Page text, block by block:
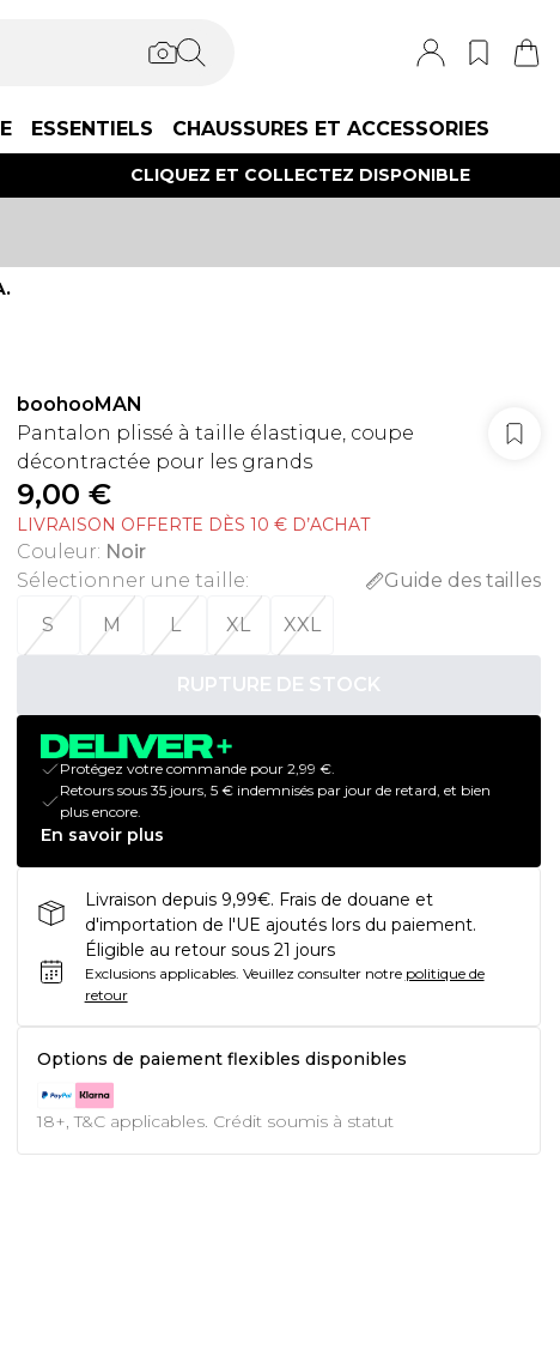
ESSENTIELS CHAUSSURES ET ACCESSORIES
CLIQUEZ ET COLLECTEZ DISPONIBLE
boohooMAN
Pantalon plissé à taille élastique, coupe
décontractée pour les grands
9,00 €
LIVRAISON OFFERTE DÈS 10 € D’ACHAT
Couleur: Noir
Sélectionner une taille:
Guide des tailles
S
M L XL XXL
RUPTURE DE STOCK
Protégez votre commande pour 2,99 €.
Retours sous 35 jours, 5 € indemnisés par jour de retard, et bien
plus encore.
En savoir plus
Livraison depuis 9,99€. Frais de douane et
d'importation de l'UE ajoutés lors du paiement.
Éligible au retour sous 21 jours
Exclusions applicables. Veuillez consulter notre politique de
retour
Options de paiement flexibles disponibles
18+, T&C applicables. Crédit soumis à statut